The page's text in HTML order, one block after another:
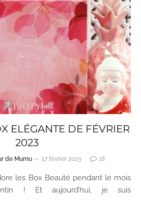
ELÉGANTE DE FÉVRIER
2023
de Mumu 17 février 2023 18
les Box Beauté pendant le mois
! Et aujourd’hui, je suis